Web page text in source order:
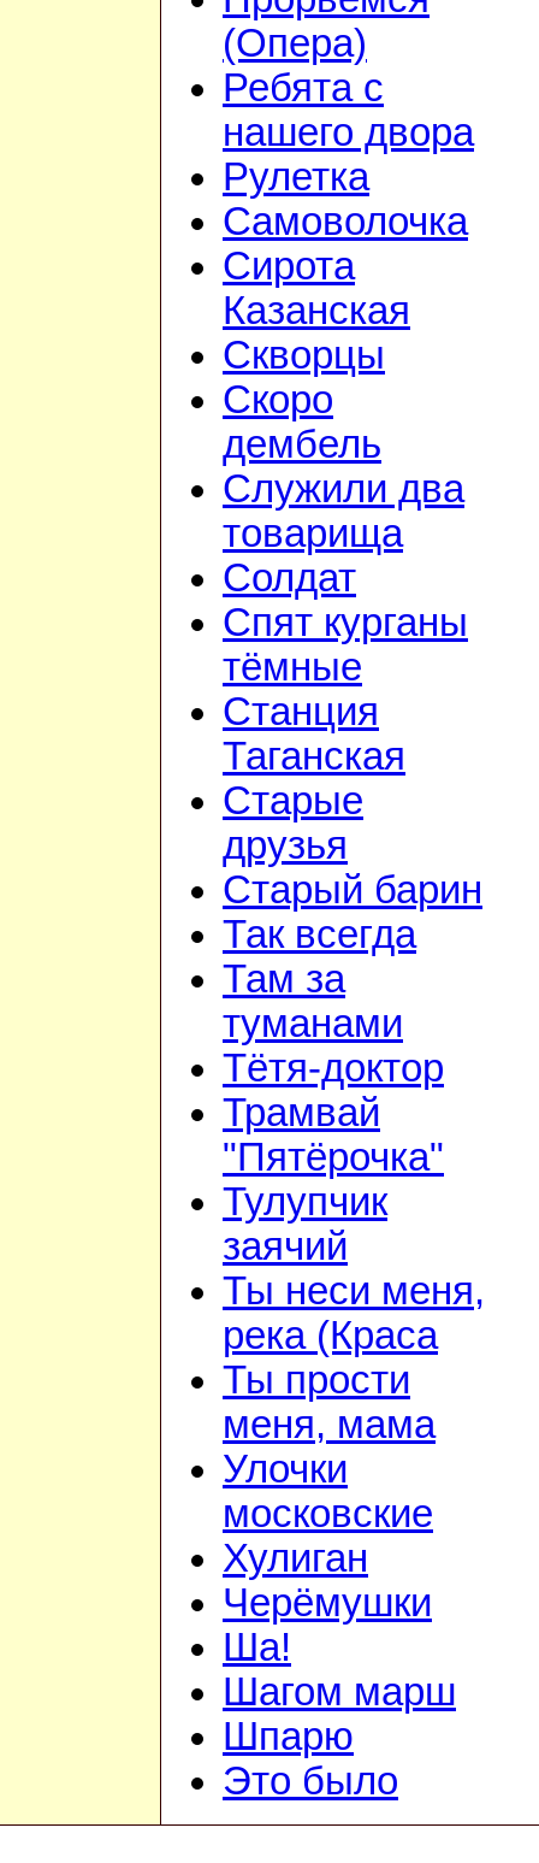
(Опера)
Ребята с
нашего двора
Рулетка
Самоволочка
Сирота
Казанская
Скворцы
Скоро
дембель
Служили два
товарища
Солдат
Спят курганы
тёмные
Станция
Таганская
Старые
друзья
Старый барин
Так всегда
Там за
туманами
Тётя-доктор
Трамвай
"Пятёрочка"
Тулупчик
заячий
Ты неси меня,
река (Краса
Ты прости
меня, мама
Улочки
московские
Хулиган
Черёмушки
Ша!
Шагом марш
Шпарю
Это было